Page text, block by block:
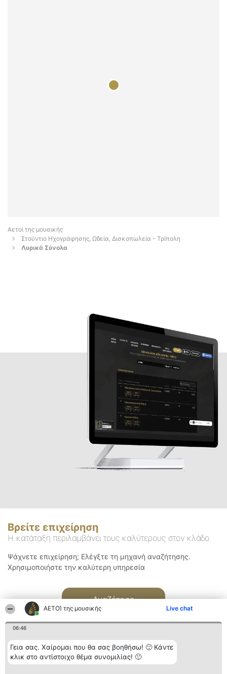
ΑΕΤΟΊ της μουσικής Live chat
06:46
Γεια σας. Χαίρομαι που θα σας βοηθήσω! 🙂 Κάντε
κλικ στο αντίστοιχο θέμα συνομιλίας! 🙂
Αετοί της μουσικής
Στούντιο Ηχογράφησης, Ωδεία, Δισκοπωλεία - Τρίπολη
Λυρικά Σύνολα
Βρείτε επιχείρηση
Η κατάταξη περιλαμβάνει τους καλύτερους στον κλάδο
Ψάχνετε επιχείρηση; Ελέγξτε τη μηχανή αναζήτησης.
Χρησιμοποιήστε την καλύτερη υπηρεσία
Αναζήτηση